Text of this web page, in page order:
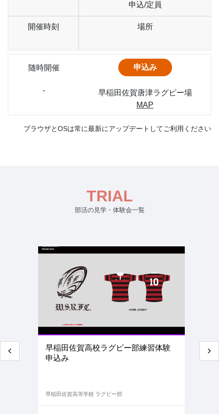
申込/定員
開催時刻 場所
随時開催
-
早稲田佐賀唐津ラグビー場
MAP
ブラウザとOSは常に最新にアップデートしてご利用ください
TRIAL
部活の見学・体験会一覧
早稲田佐賀高校ラグビー部練習体験
申込み
早稲田佐賀高等学校 ラグビー部